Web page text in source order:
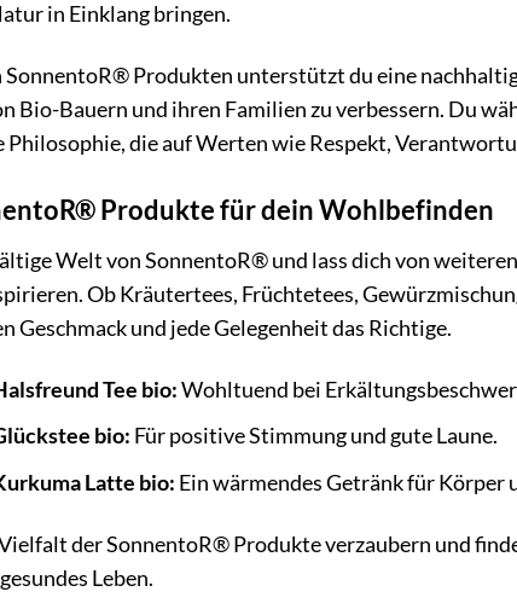
in Einklang bringen.
SonnentoR® Produkten unterstützt du eine
Bio-Bauern und ihren Familien zu verbessern. Du
Philosophie, die auf Werten wie Respekt,
Produkte für dein Wohlbefinden
Welt von SonnentoR® und lass dich von
Ob Kräutertees, Früchtetees,
Geschmack und jede Gelegenheit das Richtige.
Tee bio:Wohltuend bei
bio: Für positive Stimmung und gute Laune.
Latte bio: Ein wärmendes Getränk für Körper
der SonnentoR® Produkte verzaubern und
Leben.